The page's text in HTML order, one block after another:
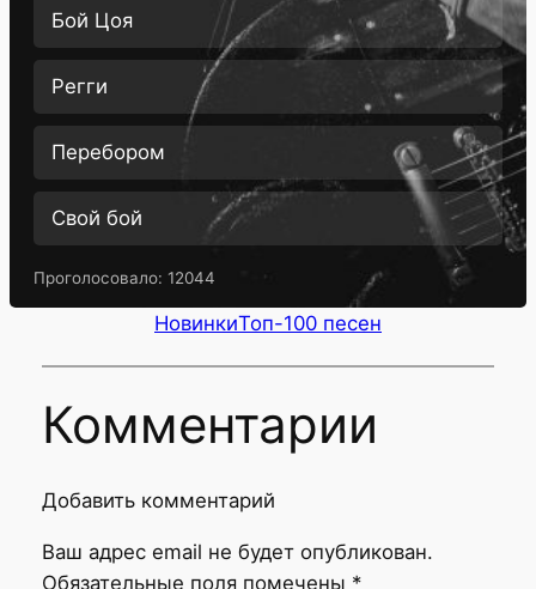
Бой Цоя
Регги
Перебором
Свой бой
Проголосовало: 12044
НовинкиТоп-100 песен
Комментарии
Добавить комментарий
Ваш адрес email не будет опубликован.
Обязательные поля помечены *